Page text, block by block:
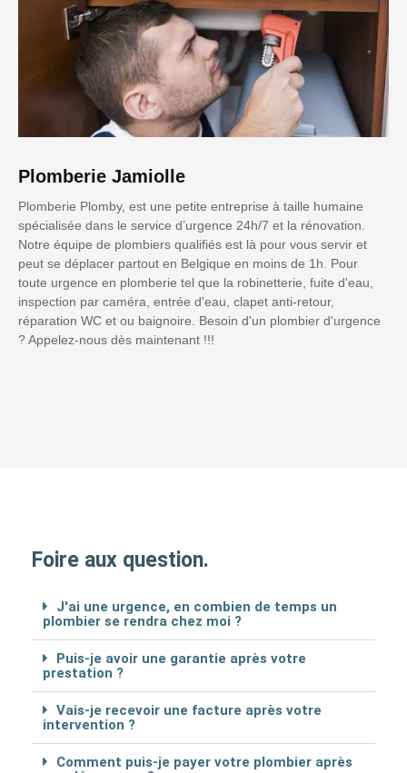
Plomberie Jamiolle
Plomberie Plomby, est une petite entreprise à taille humaine
spécialisée dans le service d’urgence 24h/7 et la rénovation.
Notre équipe de plombiers qualifiés est là pour vous servir et
peut se déplacer partout en Belgique en moins de 1h. Pour
toute urgence en plomberie tel que la robinetterie, fuite d'eau,
inspection par caméra, entrée d'eau, clapet anti-retour,
réparation WC et ou baignoire. Besoin d'un plombier d'urgence
? Appelez-nous dès maintenant !!!
Foire aux question.
J'ai une urgence, en combien de temps un
plombier se rendra chez moi ?
Puis-je avoir une garantie après votre
prestation ?
Vais-je recevoir une facture après votre
intervention ?
Comment puis-je payer votre plombier après